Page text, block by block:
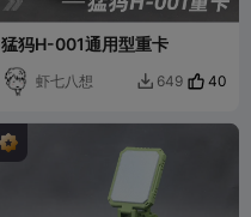
猛犸H-001通用型重卡
虾七八想  649 40